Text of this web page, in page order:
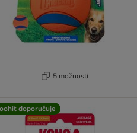
5 možností
doporučuje